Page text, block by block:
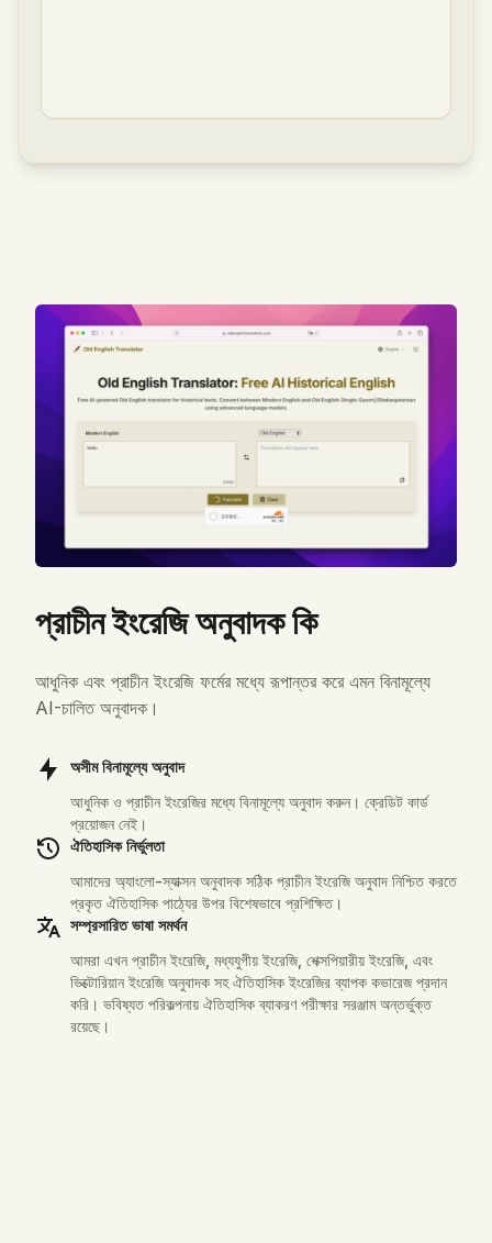
Modern Old Old
Enter Modern English Word
Dictionary Result
Enter a word and click AI Search to see
প্রাচীন ইংরেজি অনুবাদক কি
আধুনিক এবং প্রাচীন ইংরেজি ফর্মের মধ্যে রূপান্তর করে এমন বিনামূল্যে
AI-চালিত অনুবাদক।
অসীম বিনামূল্যে অনুবাদ
আধুনিক ও প্রাচীন ইংরেজির মধ্যে বিনামূল্যে অনুবাদ করুন। ক্রেডিট কার্ড
প্রয়োজন নেই।
ঐতিহাসিক নির্ভুলতা
আমাদের অ্যাংলো-স্যাক্সন অনুবাদক সঠিক প্রাচীন ইংরেজি অনুবাদ নিশ্চিত করতে
প্রকৃত ঐতিহাসিক পাঠ্যের উপর বিশেষভাবে প্রশিক্ষিত।
সম্প্রসারিত ভাষা সমর্থন
আমরা এখন প্রাচীন ইংরেজি, মধ্যযুগীয় ইংরেজি, শেক্সপিয়ারীয় ইংরেজি, এবং
ভিক্টোরিয়ান ইংরেজি অনুবাদক সহ ঐতিহাসিক ইংরেজির ব্যাপক কভারেজ প্রদান
করি। ভবিষ্যত পরিকল্পনায় ঐতিহাসিক ব্যাকরণ পরীক্ষার সরঞ্জাম অন্তর্ভুক্ত
রয়েছে।